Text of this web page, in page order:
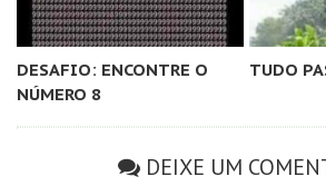
DESAFIO: ENCONTRE O
NÚMERO 8
TUDO
DEIXE UM